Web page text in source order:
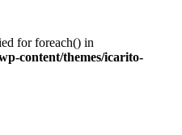
for foreach() in
content/themes/icarito-